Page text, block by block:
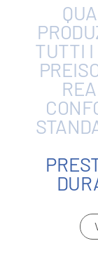
TUTTI I